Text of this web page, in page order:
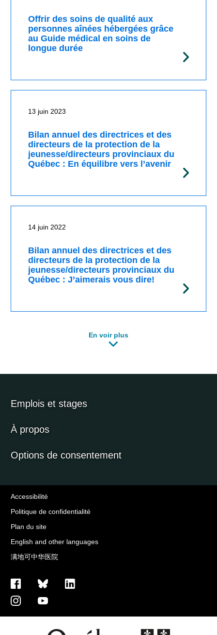
Offrir des soins de qualité aux
personnes aînées hébergées grâce
au Guide médical en soins de
longue durée
13 juin 2023
Bilan annuel des directrices et des
directeurs de la protection de la
jeunesse/directeurs provinciaux du
Québec : En équilibre vers l’avenir
14 juin 2022
Bilan annuel des directrices et des
directeurs de la protection de la
jeunesse/directeurs provinciaux du
Québec : J’aimerais vous dire!
En voir plus
Emplois et stages
À propos
Options de consentement
Accessibilité
Politique de confidentialité
Plan du site
English and other languages
满地可中华医院